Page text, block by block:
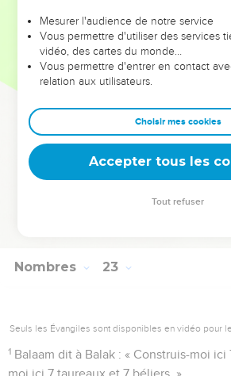
Maintenant, me sera-t-il permis de
les paroles que Dieu mettra dans ma
Balaam accompagna Balak et ils
Hutsoth.
Balak sacrifia des bœufs et des
à Balaam et aux chefs qui
Balaam bénit le peuple
Le lendemain matin, Balak prit
Nombres 23
Seuls les Évangiles sont disponibles en vidéo pour
1 Balaam dit à Balak : « Construis-moi
moi ici 7 taureaux et 7 béliers. »
Mesurer l'audience de notre service
Vous permettre d'utiliser des services
vidéo, des cartes du monde…
Vous permettre d'entrer en contact
relation aux utilisateurs.
Choisir mes cookies
Accepter tous les
Tout refuser